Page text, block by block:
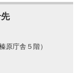
原庁舎５階）